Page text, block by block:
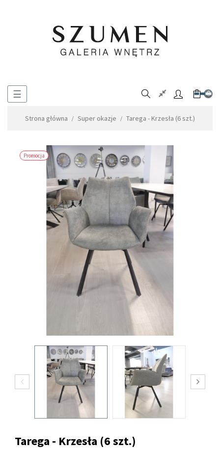
Toggle
☰ 0
Strona główna Super okazje Tarega - Krzesła (6 szt.)
Promocja
Tarega - Krzesła (6 szt.)